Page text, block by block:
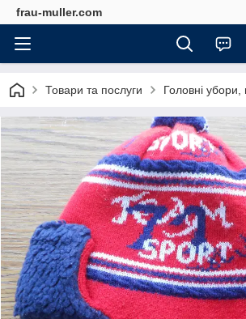
frau-muller.com
Товари та послуги Головні